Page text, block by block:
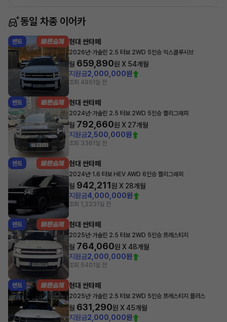
동일 차종 이어카
렌트 현대 싼타페
2026년·가솔린 2.5 터보 2WD 5인승 익스클루시브
월 659,890원 X 54개월
지원금2,000,000원
조회 4951일 전
렌트 현대 싼타페
2024년·가솔린 2.5 터보 2WD 5인승 캘리그래피
월 792,660원 X 27개월
지원금2,500,000원
조회 3361일 전
렌트 현대 싼타페
2024년·1.6 터보 HEV AWD 6인승 캘리그래피
월 942,211원 X 28개월
지원금4,000,000원
조회 1,2231일 전
렌트 현대 싼타페
2025년·가솔린 2.5 터보 2WD 5인승 프레스티지
월 764,060원 X48개월
지원금2,000,000원
조회 5401일 전
렌트 현대 싼타페
2025년·가솔린 2.5 터보 2WD 5인승 프레스티지 플러스
월 631,290원 X45개월
지원금2,000,000원